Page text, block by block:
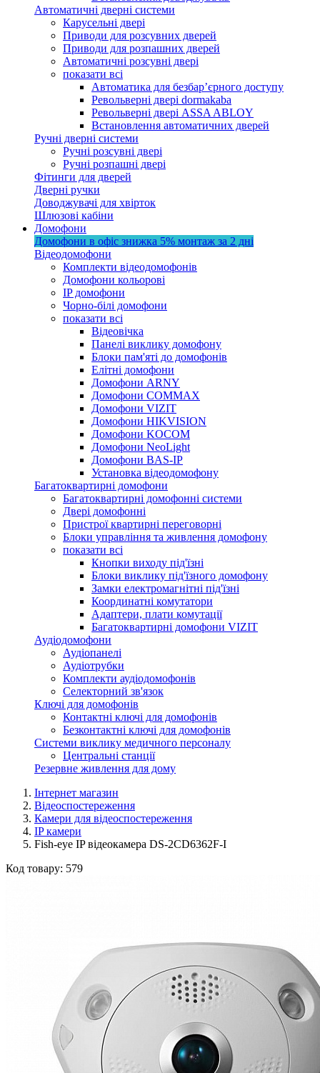
Автоматичні дверні системи
Карусельні двері
Приводи для розсувних дверей
Приводи для розпашних дверей
Автоматичні розсувні двері
показати всі
Автоматика для безбар’єрного доступу
Револьверні двері dormakaba
Револьверні двері ASSA ABLOY
Встановлення автоматичних дверей
Ручні дверні системи
Ручні розсувні двері
Ручні розпашні двері
Фітинги для дверей
Дверні ручки
Доводжувачі для хвірток
Шлюзові кабіни
Домофони
Домофони в офіс знижка 5% монтаж за 2 дні
Відеодомофони
Комплекти відеодомофонів
Домофони кольорові
IP домофони
Чорно-білі домофони
показати всі
Відеовічка
Панелі виклику домофону
Блоки пам'яті до домофонів
Елітні домофони
Домофони ARNY
Домофони COMMAX
Домофони VIZIT
Домофони HIKVISION
Домофони KOCOM
Домофони NeoLight
Домофони BAS-IP
Установка відеодомофону
Багатоквартирні домофони
Багатоквартирні домофонні системи
Двері домофонні
Пристрої квартирні переговорні
Блоки управління та живлення домофону
показати всі
Кнопки виходу під'їзні
Блоки виклику під'їзного домофону
Замки електромагнітні під'їзні
Координатні комутатори
Адаптери, плати комутації
Багатоквартирні домофони VIZIT
Аудіодомофони
Аудіопанелі
Аудіотрубки
Комплекти аудіодомофонів
Селекторний зв'язок
Ключі для домофонів
Контактні ключі для домофонів
Безконтактні ключі для домофонів
Системи виклику медичного персоналу
Центральні станції
Резервне живлення для дому
Інтернет магазин
Відеоспостереження
Камери для відеоспостереження
IP камери
Fish-eye IP відеокамера DS-2CD6362F-I
Код товару: 579